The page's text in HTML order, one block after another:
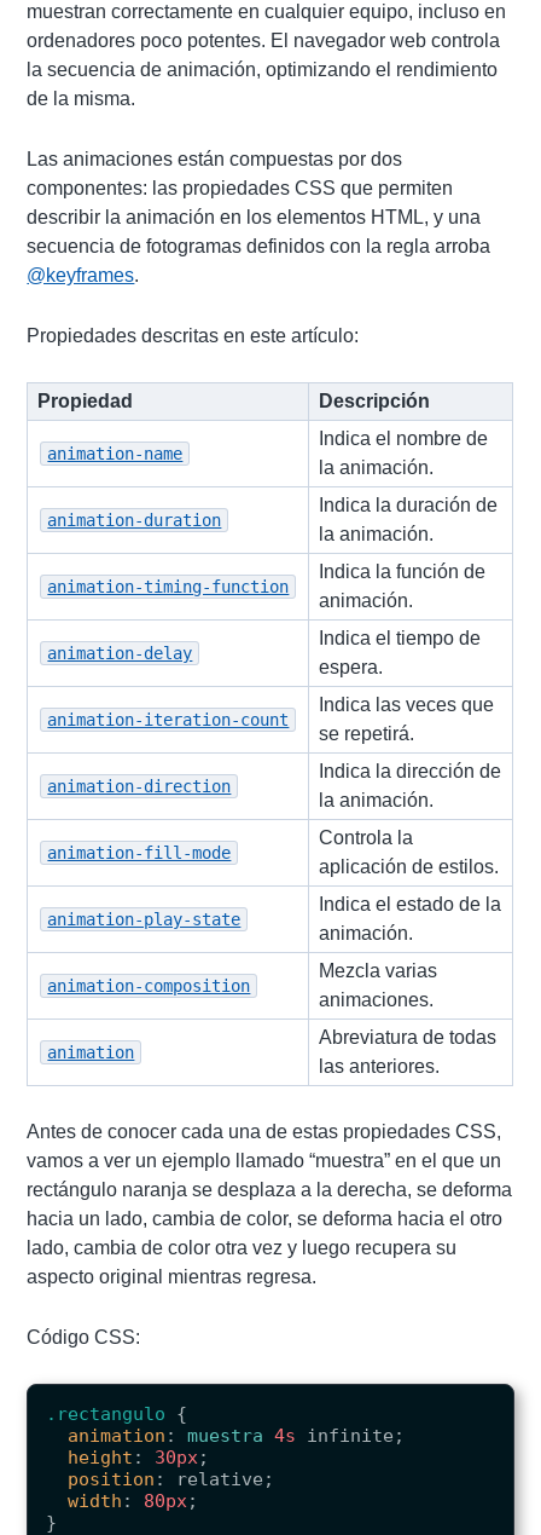
muestran correctamente en cualquier equipo, incluso en
ordenadores poco potentes. El navegador web controla
la secuencia de animación, optimizando el rendimiento
de la misma.
Las animaciones están compuestas por dos
componentes: las propiedades CSS que permiten
describir la animación en los elementos HTML, y una
secuencia de fotogramas definidos con la regla arroba
@keyframes.
Propiedades descritas en este artículo:
Propiedad Descripción
animation-name
Indica el nombre de
la animación.
animation-duration
Indica la duración de
la animación.
animation-timing-function
Indica la función de
animación.
animation-delay
Indica el tiempo de
espera.
animation-iteration-count
Indica las veces que
se repetirá.
animation-direction
Indica la dirección de
la animación.
animation-fill-mode
Controla la
aplicación de estilos.
animation-play-state
Indica el estado de la
animación.
animation-composition
Mezcla varias
animaciones.
animation
Abreviatura de todas
las anteriores.
Antes de conocer cada una de estas propiedades CSS,
vamos a ver un ejemplo llamado “muestra” en el que un
rectángulo naranja se desplaza a la derecha, se deforma
hacia un lado, cambia de color, se deforma hacia el otro
lado, cambia de color otra vez y luego recupera su
aspecto original mientras regresa.
Código CSS:
.rectangulo
{
animation : muestra 4s infinite ;
height : 30px;
position : relative ;
width : 80px;
}